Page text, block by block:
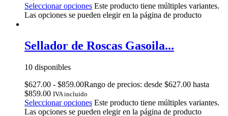
Seleccionar opciones Este producto tiene múltiples variantes.
Las opciones se pueden elegir en la página de producto
Sellador de Roscas Gasoila...
10 disponibles
$627.00 - $859.00Rango de precios: desde $627.00 hasta
$859.00 IVA incluido
Seleccionar opciones Este producto tiene múltiples variantes.
Las opciones se pueden elegir en la página de producto